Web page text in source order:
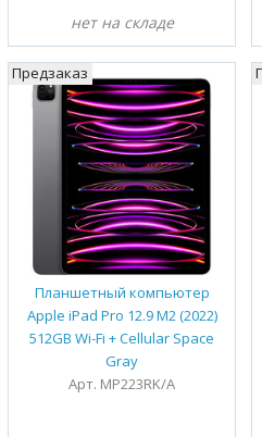
нет на складе
Планшетный компьютер
Apple iPad Pro 12.9 M2 (2022)
512GB Wi-Fi + Cellular Space
Gray
Арт. MP223RK/A
Предзаказ